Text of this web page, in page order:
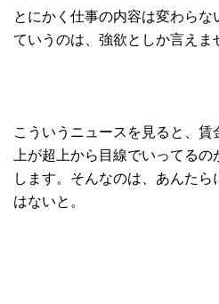
とにかく仕事の内容は変わら
ていうのは、強欲としか言えま
こういうニュースを見ると、
上が超上から目線でいってるの
します。そんなのは、あんた
はないと。